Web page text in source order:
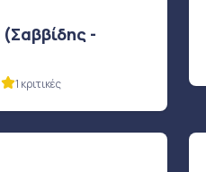
-
1 κριτικές